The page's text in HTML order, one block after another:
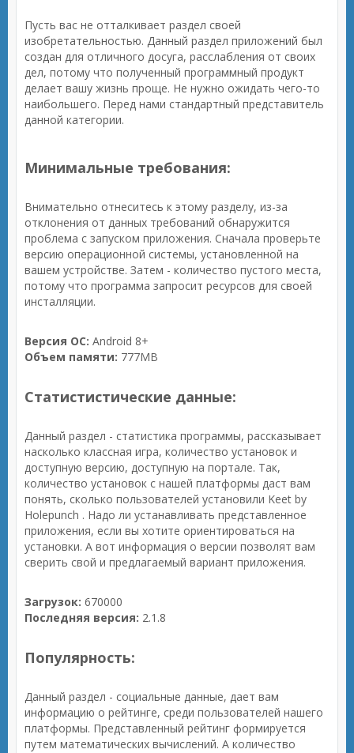
Пусть вас не отталкивает раздел своей
изобретательностью. Данный раздел приложений был
создан для отличного досуга, расслабления от своих
дел, потому что полученный программный продукт
делает вашу жизнь проще. Не нужно ожидать чего-то
наибольшего. Перед нами стандартный представитель
данной категории.
Минимальные требования:
Внимательно отнеситесь к этому разделу, из-за
отклонения от данных требований обнаружится
проблема с запуском приложения. Сначала проверьте
версию операционной системы, установленной на
вашем устройстве. Затем - количество пустого места,
потому что программа запросит ресурсов для своей
инсталляции.
Версия ОС: Android 8+
Объем памяти: 777MB
Статистистические данные:
Данный раздел - статистика программы, рассказывает
насколько классная игра, количество установок и
доступную версию, доступную на портале. Так,
количество установок с нашей платформы даст вам
понять, сколько пользователей установили Keet by
Holepunch . Надо ли устанавливать представленное
приложения, если вы хотите ориентироваться на
установки. А вот информация о версии позволят вам
сверить свой и предлагаемый вариант приложения.
Загрузок: 670000
Последняя версия: 2.1.8
Популярность:
Данный раздел - социальные данные, дает вам
информацию о рейтинге, среди пользователей нашего
платформы. Представленный рейтинг формируется
путем математических вычислений. А количество